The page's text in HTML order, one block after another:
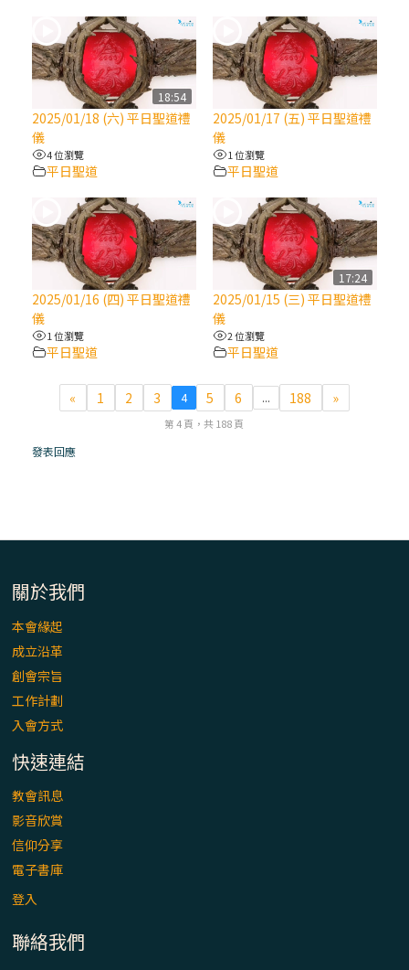
(9完結)黃敏正主教帶你做【將臨期避靜】—
匝凱的「新生命」：利他與內化
(8)黃敏正主教帶你做【將臨期避靜】—耶穌
降生成人與人同在＝「厄瑪努爾」
(7)黃敏正主教帶你做【將臨期避靜】—耶穌
降生人間，需要人的「接納」
(6)黃敏正主教帶你做【將臨期避靜】—「馬
槽」═「謙卑」
(5)黃敏正主教帶你做【將臨期避靜】—「福
傳」：講耶穌的故事
(4)黃敏正主教帶你做【將臨期避靜】—匝凱
「想看」耶穌，耶穌「走近」匝凱
(2)黃敏正主教帶你做【將臨期避靜】—
18:54
2025/01/18 (六) 平日聖道禮
儀
4 位瀏覽
平日聖道
2025/01/17 (五) 平日聖道禮
儀
1 位瀏覽
平日聖道
2025/01/16 (四) 平日聖道禮
儀
1 位瀏覽
平日聖道
17:24
2025/01/15 (三) 平日聖道禮
儀
2 位瀏覽
平日聖道
« 1 2 3 4 5 6 ... 188 »
第 4 頁，共 188 頁
發表回應
關於我們
本會緣起
成立沿革
創會宗旨
工作計劃
入會方式
快速連結
教會訊息
影音欣賞
信仰分享
電子書庫
登入
聯絡我們